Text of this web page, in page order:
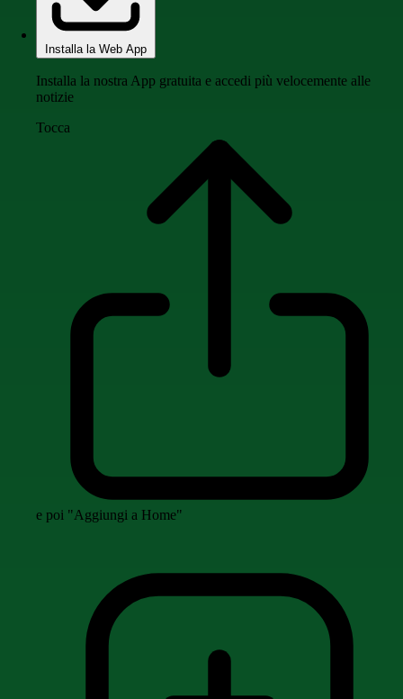
Installa la Web App
Installa la nostra App gratuita e accedi più velocemente alle
notizie
Tocca
e poi "Aggiungi a Home"